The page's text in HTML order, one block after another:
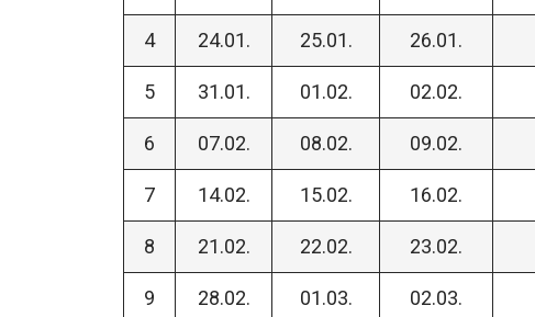
4 24.01. 25.01. 26.01.
5 31.01. 01.02. 02.02.
6 07.02. 08.02. 09.02.
7 14.02. 15.02. 16.02.
8 21.02. 22.02. 23.02.
9 28.02. 01.03. 02.03.